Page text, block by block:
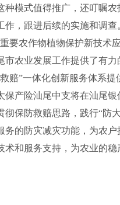
种模式值得推广，还叮嘱
作，跟进后续的实施和调查
农作物植物保护新技术应
市农业发展工作提供了有力
赔”一体化创新服务体系提
保产险汕尾中支将在汕尾银
彻保防救赔思路，践行“防
务的防灾减灾功能，为农
术和服务支持，为农业的稳